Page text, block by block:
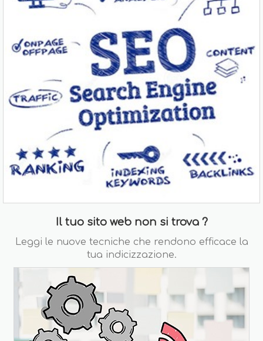
Il tuo sito web non si trova ?
Leggi le nuove tecniche che rendono efficace la
tua indicizzazione.